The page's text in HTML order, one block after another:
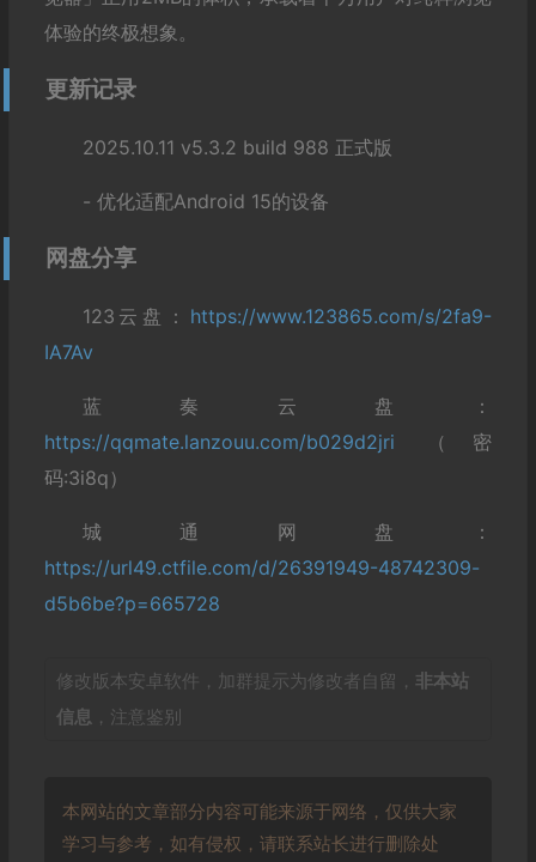
体验的终极想象。
更新记录
2025.10.11 v5.3.2 build 988 正式版
- 优化适配Android 15的设备
网盘分享
123云盘： https://www.123865.com/s/2fa9-
IA7Av
蓝奏云盘：
https://qqmate.lanzouu.com/b029d2jri （密
码:3i8q）
城通网盘：
https://url49.ctfile.com/d/26391949-48742309-
d5b6be?p=665728
修改版本安卓软件，加群提示为修改者自留， 非本站
信息 ，注意鉴别
本网站的文章部分内容可能来源于网络，仅供大家
学习与参考，如有侵权，请联系站长进行删除处